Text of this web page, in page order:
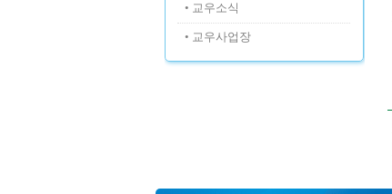
• 교우소식
• 교우사업장